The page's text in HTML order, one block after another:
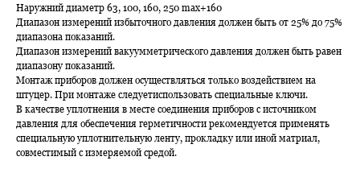
Наружний диаметр 63, 100, 160, 250 max+160
Диапазон измерений избыточного давления должен быть от 25% до 75%
диапазона показаний.
Диапазон измерений вакуумметрического давления должен быть равен
диапазону показаний.
Монтаж приборов должен осуществляться только воздействием на
штуцер. При монтаже следуетиспользовать специальные ключи.
В качестве уплотнения в месте соединения приборов с источником
давления для обеспечения герметичности рекомендуется применять
специальную уплотнительную ленту, прокладку или иной матриал,
совместимый с измеряемой средой.